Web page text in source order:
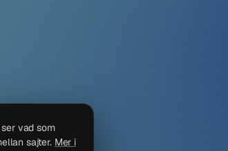
vad som
sajter. Mer i